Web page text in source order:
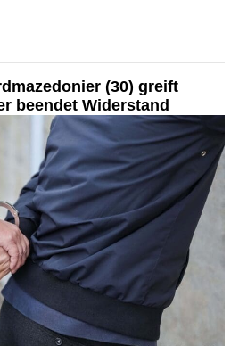
(30) greift
beendet Widerstand